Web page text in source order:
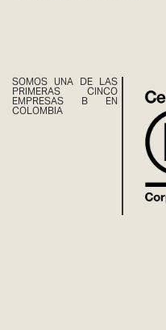
SOMOS UNA DE LAS
PRIMERAS CINCO
EMPRESAS B EN
COLOMBIA